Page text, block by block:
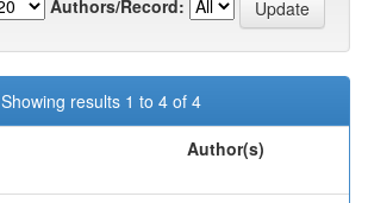
Authors/Record:
Showing results 1 to 4 of 4
Author(s)